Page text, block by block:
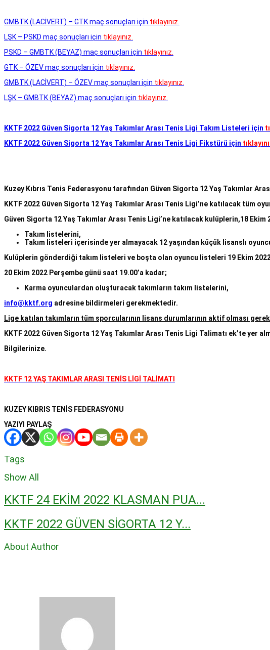
GMBTK (LACİVERT) – GTK maç sonuçları için tıklayınız.
LŞK – PSKD maç sonuçları için tıklayınız.
PSKD – GMBTK (BEYAZ) maç sonuçları için tıklayınız.
GTK – ÖZEV maç sonuçları için tıklayınız.
GMBTK (LACİVERT) – ÖZEV maç sonuçları için tıklayınız.
LŞK – GMBTK (BEYAZ) maç sonuçları için tıklayınız.
KKTF 2022 Güven Sigorta 12 Yaş Takımlar Arası Tenis Ligi Takım Listeleri için
KKTF 2022 Güven Sigorta 12 Yaş Takımlar Arası Tenis Ligi Fikstürü için
Kuzey Kıbrıs Tenis Federasyonu tarafından Güven Sigorta 12 Yaş Takımlar
KKTF 2022 Güven Sigorta 12 Yaş Takımlar Arası Tenis Ligi’ne katılacak tüm
Güven Sigorta 12 Yaş Takımlar Arası Tenis Ligi’ne katılacak kulüplerin,18 Ekim
Takım listelerini,
Takım listeleri içerisinde yer almayacak 12 yaşından küçük lisanslı
Kulüplerin gönderdiği takım listeleri ve boşta olan oyuncu listeleri 19 Ekim
20 Ekim 2022 Perşembe günü saat 19.00’a kadar;
Karma oyunculardan oluşturacak takımların takım listelerini,
info@kktf.org adresine bildirmeleri gerekmektedir.
Lige katılan takımların tüm sporcularının lisans durumlarının aktif olması
KKTF 2022 Güven Sigorta 12 Yaş Takımlar Arası Tenis Ligi Talimatı ek’te yer
Bilgilerinize.
KKTF 12YAŞ TAKIMLAR ARASI TENİS LİGİ TALİMATI
KUZEY KIBRIS TENİS FEDERASYONU
YAZIYI PAYLAŞ
Tags
Show All
KKTF 24 EKİM 2022 KLASMAN PUA...
KKTF 2022 GÜVEN SİGORTA 12 Y...
About Author